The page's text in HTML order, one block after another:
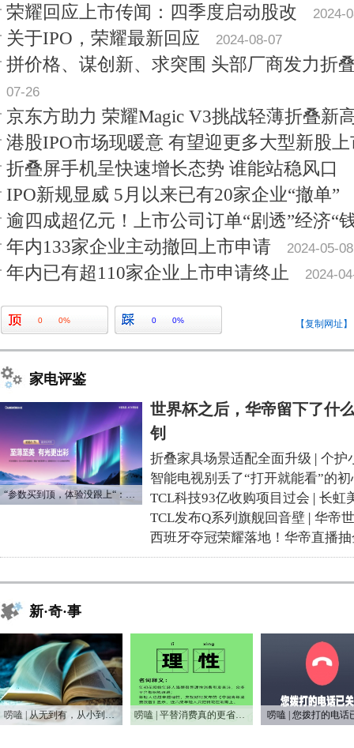
荣耀回应上市传闻：四季度启动股改 2024-
关于IPO，荣耀最新回应 2024-08-07
拼价格、谋创新、求突围 头部厂商发力折
07-26
京东方助力 荣耀Magic V3挑战轻薄折叠新
港股IPO市场现暖意 有望迎更多大型新股上
折叠屏手机呈快速增长态势 谁能站稳风口
IPO新规显威 5月以来已有20家企业“撤单”
逾四成超亿元！上市公司订单“剧透”经济“
年内133家企业主动撤回上市申请
2024-05-08
年内已有超110家企业上市申请终止 2024-
0 0% 0 0% 【复制网址】
家电评鉴
“参数买到顶，体验没跟上“：长虹追光Q70S给高端电视打了个样
世界杯之后，华帝留下了什
钊
折叠家具场景适配全面升级 | 个护
智能电视别丢了“打开就能看”的初
TCL科技93亿收购项目过会 | 长虹
TCL发布Q系列旗舰回音壁 | 华帝
西班牙夺冠荣耀落地！华帝直播
新·奇·事
唠嗑 | 从无到有，从小到大，75年家电之变 唠嗑 | 平替消费真的更省钱吗？ 唠嗑 | 您拨打的电话